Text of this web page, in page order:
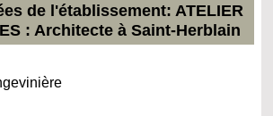
de l'établissement: ATELIER
: Architecte à Saint-Herblain